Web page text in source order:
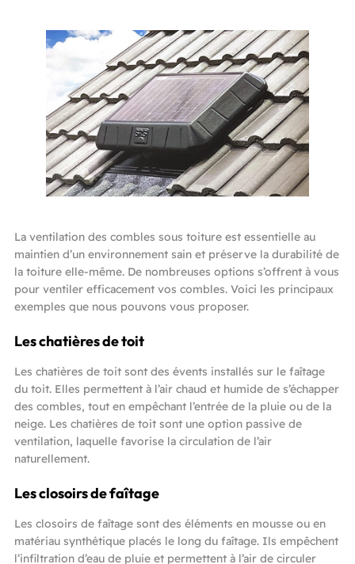
La ventilation des combles sous toiture est essentielle au
maintien d’un environnement sain et préserve la durabilité de
la toiture elle-même. De nombreuses options s’offrent à vous
pour ventiler efficacement vos combles. Voici les principaux
exemples que nous pouvons vous proposer.
Les chatières de toit
Les chatières de toit sont des évents installés sur le faîtage
du toit. Elles permettent à l’air chaud et humide de s’échapper
des combles, tout en empêchant l’entrée de la pluie ou de la
neige. Les chatières de toit sont une option passive de
ventilation, laquelle favorise la circulation de l’air
naturellement.
Les closoirs de faîtage
Les closoirs de faîtage sont des éléments en mousse ou en
matériau synthétique placés le long du faîtage. Ils empêchent
l’infiltration d’eau de pluie et permettent à l’air de circuler